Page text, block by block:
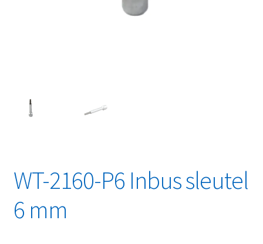
Overzicht
WT-2160-P6 Inbus sleutel
6 mm